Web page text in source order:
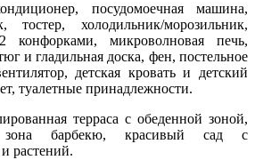
посудомоечная машина,
тостер, холодильник/морозильник,
микроволновая печь,
и гладильная доска, фен, постельное
детская кровать и детский
туалетные принадлежности.
терраса с обеденной зоной,
зона барбекю, красивый сад с
растений.